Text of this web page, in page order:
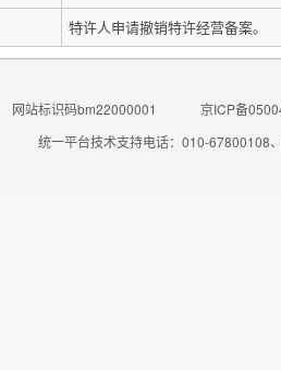
特许人申请撤销特许经营备案。
网站标识码bm22000001 京ICP备
统一平台技术支持电话：010-67800108